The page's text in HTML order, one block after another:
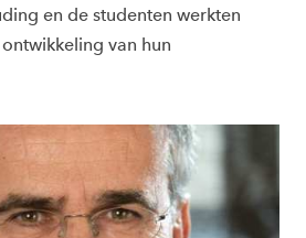
en de studenten werkten
van hun